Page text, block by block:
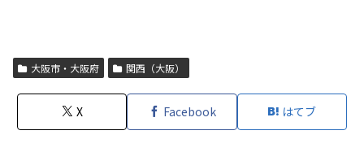
大阪市・大阪府 関西（大阪）
X Facebook はてブ